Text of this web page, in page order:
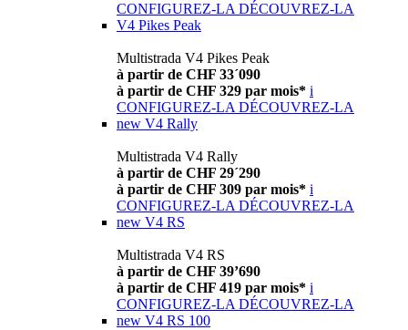
CONFIGUREZ-LA DÉCOUVREZ-LA
V4 Pikes Peak
Multistrada V4 Pikes Peak
à partir de CHF 33´090
à partir de CHF 329 par mois* i
CONFIGUREZ-LA DÉCOUVREZ-LA
new V4 Rally
Multistrada V4 Rally
à partir de CHF 29´290
à partir de CHF 309 par mois* i
CONFIGUREZ-LA DÉCOUVREZ-LA
new V4 RS
Multistrada V4 RS
à partir de CHF 39’690
à partir de CHF 419 par mois* i
CONFIGUREZ-LA DÉCOUVREZ-LA
new V4 RS 100